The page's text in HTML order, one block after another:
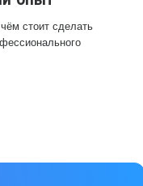
стоит сделать